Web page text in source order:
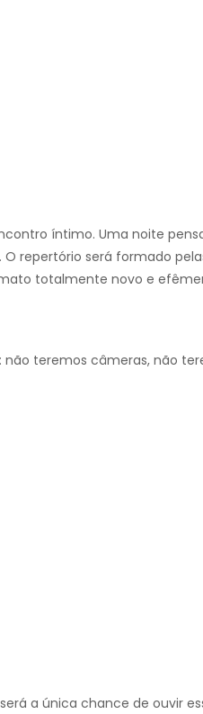
íntimo. Uma noite
repertório será formado
totalmente novo e
não teremos câmeras, não
a única chance de ouvir